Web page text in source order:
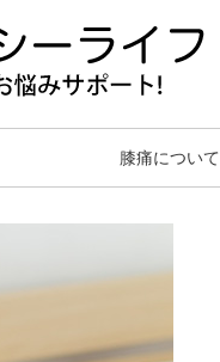
膝痛について